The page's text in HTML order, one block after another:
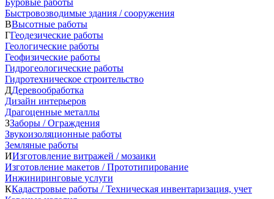
Буровые работы
Быстровозводимые здания / сооружения
ВВысотные работы
ГГеодезические работы
Геологические работы
Геофизические работы
Гидрогеологические работы
Гидротехническое строительство
ДДеревообработка
Дизайн интерьеров
Драгоценные металлы
ЗЗаборы / Ограждения
Звукоизоляционные работы
Земляные работы
ИИзготовление витражей / мозаики
Изготовление макетов / Прототипирование
Инжиниринговые услуги
ККадастровые работы / Техническая инвентаризация, учет